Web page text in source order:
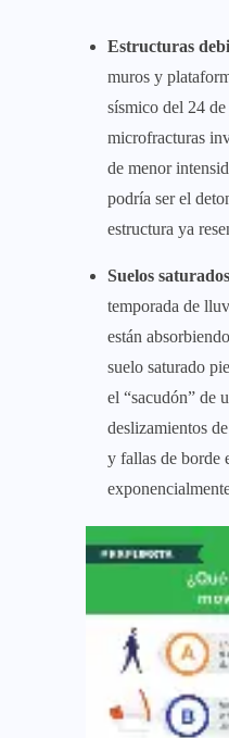
Estructuras
muros y
sísmico del 24
microfracturas
de menor
podría ser el
estructura ya
Suelos
temporada de
están
suelo saturado
el “sacudón” de
deslizamientos
y fallas de borde